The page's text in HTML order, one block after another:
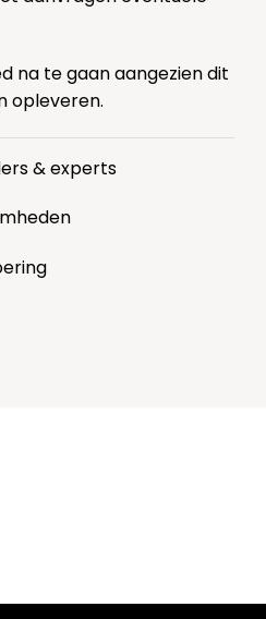
na te gaan aangezien dit
opleveren.
& experts